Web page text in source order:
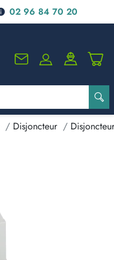
02 96 84 70 20
Disjoncteur